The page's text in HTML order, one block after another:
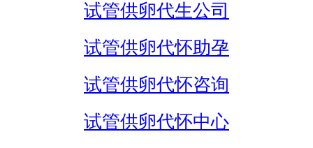
试管供卵代生公司
试管供卵代怀助孕
试管供卵代怀咨询
试管供卵代怀中心